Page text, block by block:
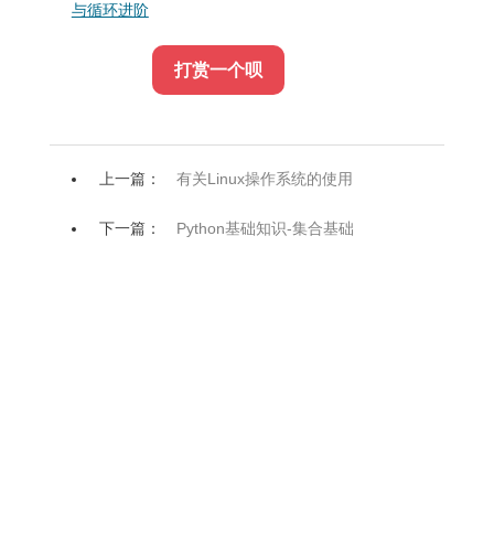
与循环进阶
打赏一个呗
上一篇： 有关Linux操作系统的使用
下一篇： Python基础知识-集合基础